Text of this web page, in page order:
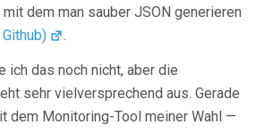
mit dem man sauber JSON generieren
.
ich das noch nicht, aber die
sehr vielversprechend aus. Gerade
dem Monitoring-Tool meiner Wahl —